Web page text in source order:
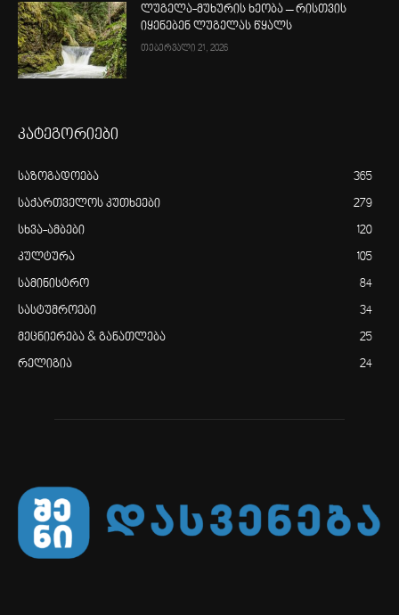
ლუგელა-მუხურის ხეობა – რისთვის
იყენებენ ლუგელას წყალს
თებერვალი 21, 2026
კატეგორიები
საზოგადოება 365
საქართველოს კუთხეები 279
სხვა-ამბები 120
კულტურა 105
სამინისტრო 84
სასტუმროები 34
მეცნიერება & განათლება 25
რელიგია 24